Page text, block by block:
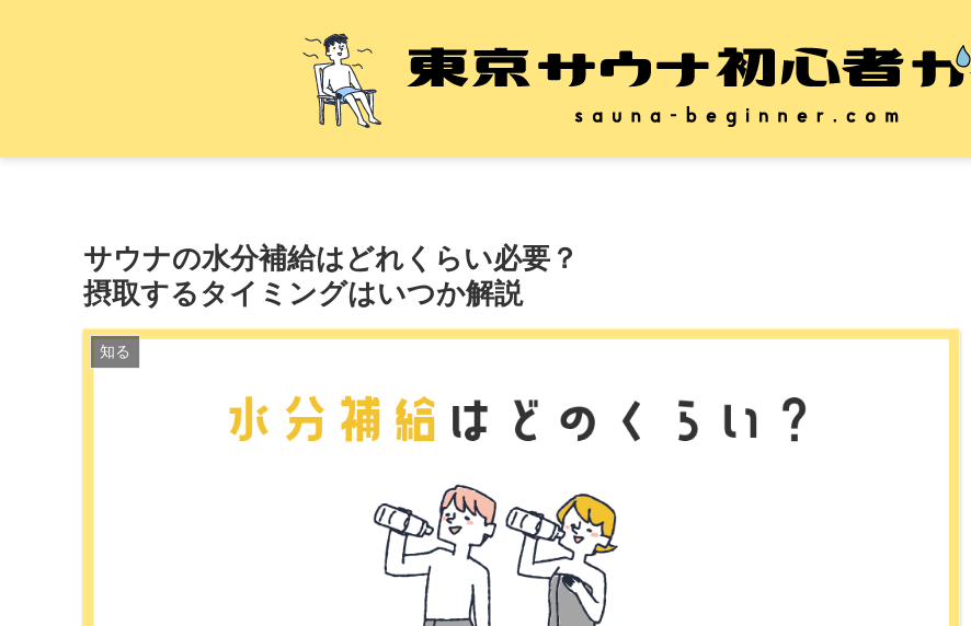
サウナの水分補給はどれくらい必要？
摂取するタイミングはいつか解説
知る